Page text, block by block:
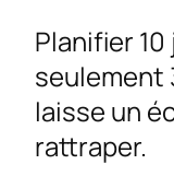
Planifier
seulement
laisse un
rattraper.